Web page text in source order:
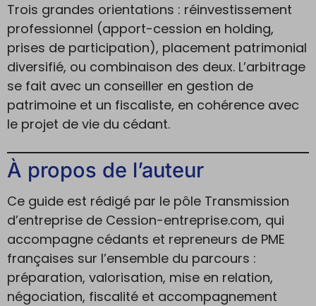
Trois grandes orientations : réinvestissement
professionnel (apport-cession en holding,
prises de participation), placement patrimonial
diversifié, ou combinaison des deux. L’arbitrage
se fait avec un conseiller en gestion de
patrimoine et un fiscaliste, en cohérence avec
le projet de vie du cédant.
À propos de l’auteur
Ce guide est rédigé par le pôle Transmission
d’entreprise de Cession-entreprise.com, qui
accompagne cédants et repreneurs de PME
françaises sur l’ensemble du parcours :
préparation, valorisation, mise en relation,
négociation, fiscalité et accompagnement